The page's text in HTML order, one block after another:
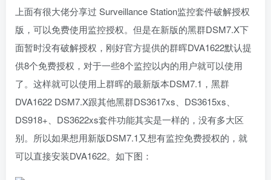
上面有很大佬分享过 Surveillance Station监控套件破解授权
版，可以免费使用监控授权。但是在新版的黑群DSM7.X下
面暂时没有破解授权，刚好官方提供的群晖DVA1622默认提
供8个免费授权，对于一些8个监控以内的用户就可以使用
了。这样就可以使用上群晖的最新版本DSM7.1，黑群
DVA1622 DSM7.X跟其他黑群DS3617xs、DS3615xs、
DS918+、DS3622xs套件功能其实是一样的，没有多大区
别。所以如果想用新版DSM7.1又想有监控免费授权的，就
可以直接安装DVA1622。如下图：